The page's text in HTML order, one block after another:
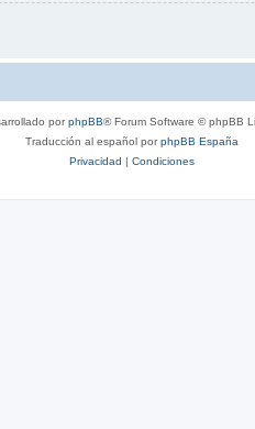
porphpBB® Forum Software © phpBB
Traducción al español porphpBB España
Privacidad | Condiciones